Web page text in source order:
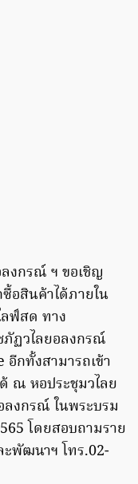
งกรณ์ ฯ ขอเชิญ
อสินค้าได้ภายใน
ฟ์สด ทาง
ภัฏวไลยอลงกรณ์
กทั้งสามารถเข้า
ณ หอประชุมวไลย
งกรณ์ ในพระบรม
โดยสอบถามราย
พัฒนาฯ โทร.02-